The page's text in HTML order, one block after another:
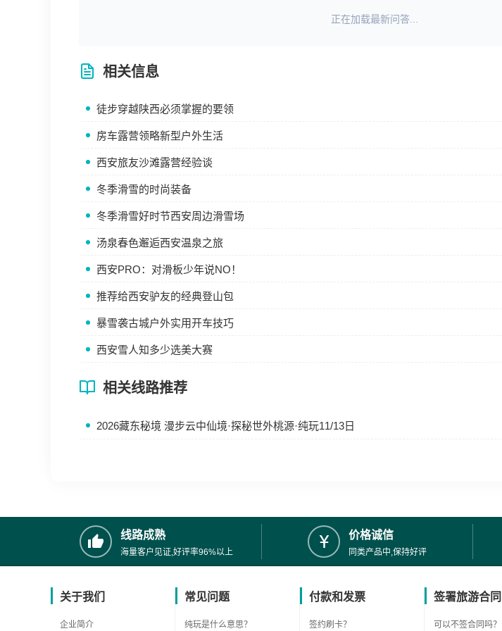
正在加载最新问答...
相关信息
徒步穿越陕西必须掌握的要领
房车露营领略新型户外生活
西安旅友沙滩露营经验谈
冬季滑雪的时尚装备
冬季滑雪好时节西安周边滑雪场
汤泉春色邂逅西安温泉之旅
西安PRO：对滑板少年说NO！
推荐给西安驴友的经典登山包
暴雪袭古城户外实用开车技巧
西安雪人知多少选美大赛
相关线路推荐
2026藏东秘境 漫步云中仙境·探秘世外桃源·纯玩11/13日
线路成熟
海量客户见证,好评率96%以上
价格诚信
同类产品中,保持好评
关于我们
企业简介
常见问题
纯玩是什么意思？
付款和发票
签约刷卡？
签署旅游合同
可以不签合同吗？